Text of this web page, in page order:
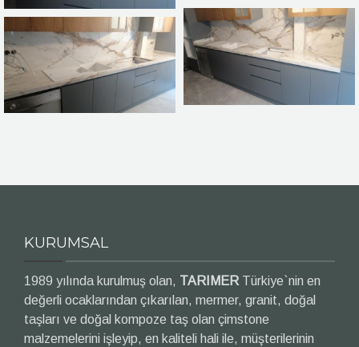
KURUMSAL
1989 yılında kurulmuş olan, TARIMER Türkiye`nin en
değerli ocaklarından çıkarılan, mermer, granit, doğal
taşları ve doğal kompoze taş olan çimstone
malzemelerini işleyip, en kaliteli hali ile, müşterilerinin